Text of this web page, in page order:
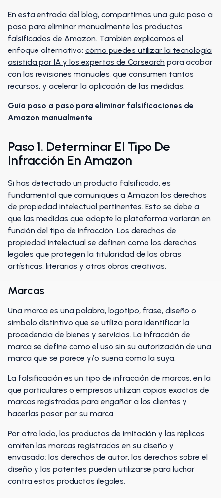
En esta entrada del blog, compartimos una guía paso a
paso para eliminar manualmente los productos
falsificados de Amazon. También explicamos el
enfoque alternativo: cómo puedes utilizar la tecnología
asistida por IA y los expertos de Corsearch para acabar
con las revisiones manuales, que consumen tantos
recursos, y acelerar la aplicación de las medidas.
Guía paso a paso para eliminar falsificaciones de
Amazon manualmente
Paso 1. Determinar El Tipo De
Infracción En Amazon
Si has detectado un producto falsificado, es
fundamental que comuniques a Amazon los derechos
de propiedad intelectual pertinentes. Esto se debe a
que las medidas que adopte la plataforma variarán en
función del tipo de infracción. Los derechos de
propiedad intelectual se definen como los derechos
legales que protegen la titularidad de las obras
artísticas, literarias y otras obras creativas.
Marcas
Una marca es una palabra, logotipo, frase, diseño o
símbolo distintivo que se utiliza para identificar la
procedencia de bienes y servicios. La infracción de
marca se define como el uso sin su autorización de una
marca que se parece y/o suena como la suya.
La falsificación es un tipo de infracción de marcas, en la
que particulares o empresas utilizan copias exactas de
marcas registradas para engañar a los clientes y
hacerlas pasar por su marca.
Por otro lado, los productos de imitación y las réplicas
omiten las marcas registradas en su diseño y
envasado; los derechos de autor, los derechos sobre el
diseño y las patentes pueden utilizarse para luchar
contra estos productos ilegales.